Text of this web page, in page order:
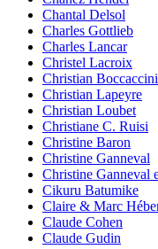
Chantal Delsol
Charles Gottlieb
Charles Lancar
Christel Lacroix
Christian Boccaccini
Christian Lapeyre
Christian Loubet
Christiane C. Ruisi
Christine Baron
Christine Ganneval
Christine Ganneval
Cikuru Batumike
Claire & Marc
Claude Cohen
Claude Gudin